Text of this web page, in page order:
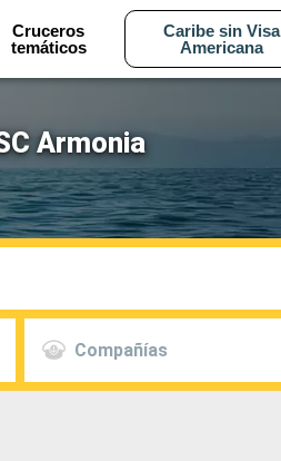
Cruceros
temáticos
Caribe sin Visa
Americana
Armonia
Compañías